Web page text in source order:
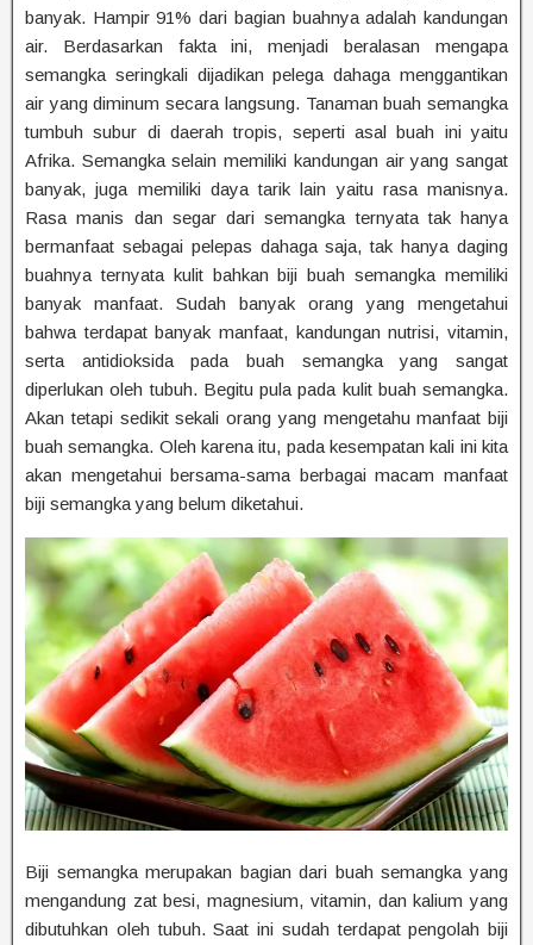
banyak. Hampir 91% dari bagian buahnya adalah kandungan
air. Berdasarkan fakta ini, menjadi beralasan mengapa
semangka seringkali dijadikan pelega dahaga menggantikan
air yang diminum secara langsung. Tanaman buah semangka
tumbuh subur di daerah tropis, seperti asal buah ini yaitu
Afrika. Semangka selain memiliki kandungan air yang sangat
banyak, juga memiliki daya tarik lain yaitu rasa manisnya.
Rasa manis dan segar dari semangka ternyata tak hanya
bermanfaat sebagai pelepas dahaga saja, tak hanya daging
buahnya ternyata kulit bahkan biji buah semangka memiliki
banyak manfaat. Sudah banyak orang yang mengetahui
bahwa terdapat banyak manfaat, kandungan nutrisi, vitamin,
serta antidioksida pada buah semangka yang sangat
diperlukan oleh tubuh. Begitu pula pada kulit buah semangka.
Akan tetapi sedikit sekali orang yang mengetahu manfaat biji
buah semangka. Oleh karena itu, pada kesempatan kali ini kita
akan mengetahui bersama-sama berbagai macam manfaat
biji semangka yang belum diketahui.
Biji semangka merupakan bagian dari buah semangka yang
mengandung zat besi, magnesium, vitamin, dan kalium yang
dibutuhkan oleh tubuh. Saat ini sudah terdapat pengolah biji